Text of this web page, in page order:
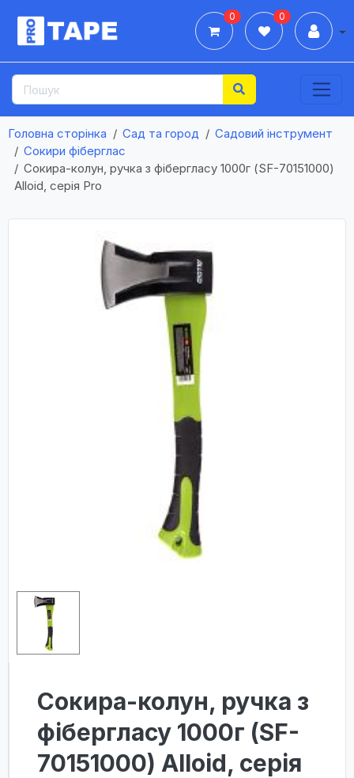
0 0
Головна сторінка Сад та город
Садовий інструмент
Сокири фіберглас
Сокира-колун, ручка з фібергласу 1000г (SF-70151000)
Alloid, серія Pro
Сокира-колун, ручка з
фібергласу 1000г (SF-
70151000) Alloid, серія